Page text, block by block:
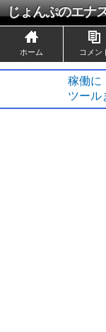
じょんぷのエナ
ホーム コメン
稼働に
ツール